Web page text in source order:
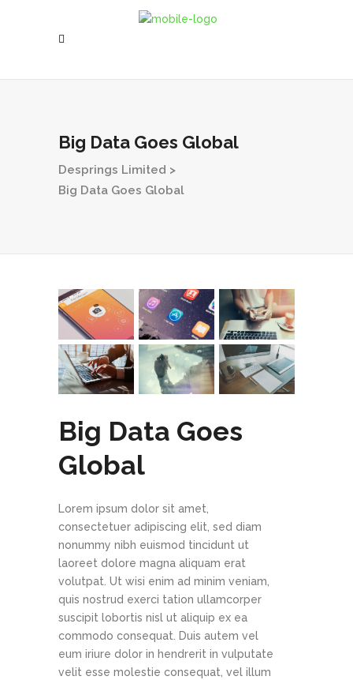
Big Data Goes Global
Desprings Limited >
Big Data Goes Global
Big Data Goes
Global
Lorem ipsum dolor sit amet,
consectetuer adipiscing elit, sed diam
nonummy nibh euismod tincidunt ut
laoreet dolore magna aliquam erat
volutpat. Ut wisi enim ad minim veniam,
quis nostrud exerci tation ullamcorper
suscipit lobortis nisl ut aliquip ex ea
commodo consequat. Duis autem vel
eum iriure dolor in hendrerit in vulputate
velit esse molestie consequat, vel illum